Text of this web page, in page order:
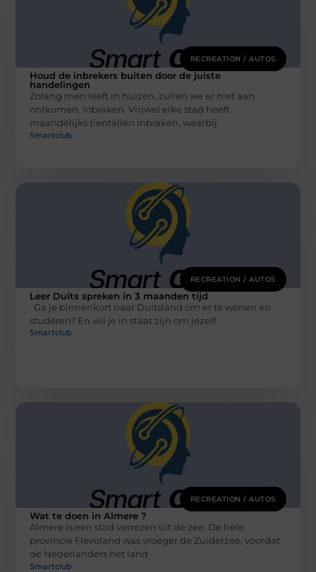
RECREATION / AUTOS
Houd de inbrekers buiten door de juiste
handelingen
Zolang men leeft in huizen, zullen we er niet aan
ontkomen. Inbraken. Vrijwel elke stad heeft
maandelijks tientallen inbraken, waarbij
Smartclub
RECREATION / AUTOS
Leer Duits spreken in 3 maanden tijd
Ga je binnenkort naar Duitsland om er te wonen en
studeren? En wil je in staat zijn om jezelf
Smartclub
RECREATION / AUTOS
Wat te doen in Almere ?
Almere is een stad verrezen uit de zee. De hele
provincie Flevoland was vroeger de Zuiderzee, voordat
de Nederlanders het land
Smartclub